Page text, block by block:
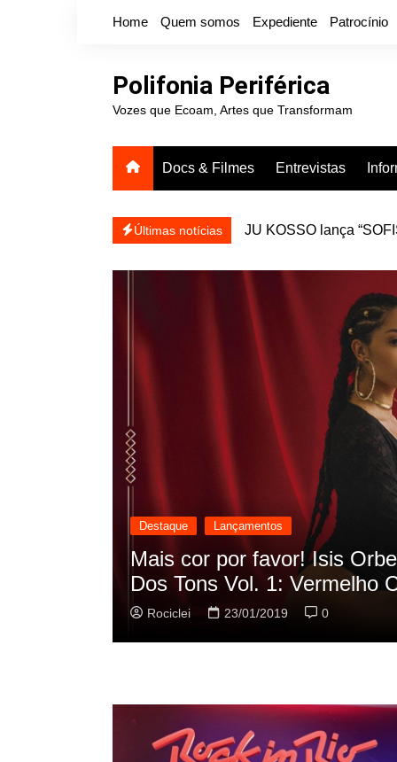
Home Quem somos Expediente Patrocínio
Polifonia Periférica
Vozes que Ecoam, Artes que Transformam
Docs & Filmes Entrevistas
Últimas notícias
JU KOSSO lança
Projota relança a
Destaque Lançamentos
Rashid vai buscar nos HQs
sua nova música
Rociclei 22/01/2019 0